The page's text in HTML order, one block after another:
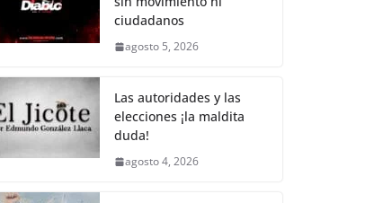
b
o
o
k
A
p
Li
n
a
ciudadanos
agosto 5, 2026
Las autoridades y las
elecciones ¡la maldita
duda!
agosto 4, 2026